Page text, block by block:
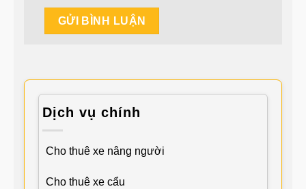
Dịch vụ chính
Cho thuê xe nâng người
Cho thuê xe cẩu